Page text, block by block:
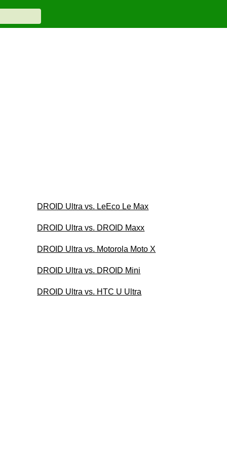
DROID Ultra vs. LeEco Le Max
DROID Ultra vs. DROID Maxx
DROID Ultra vs. Motorola Moto X
DROID Ultra vs. DROID Mini
DROID Ultra vs. HTC U Ultra